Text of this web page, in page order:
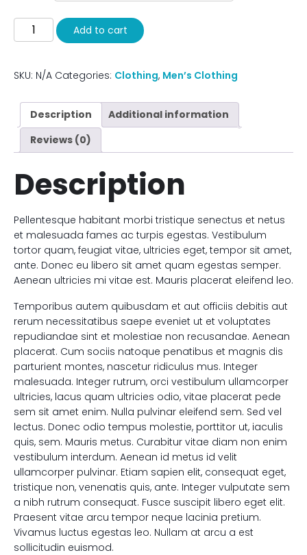
Black
pants
Add to cart
SKU: N/A Categories: Clothing, Men’s Clothing
Description
Additional information
Reviews (0)
Description
Pellentesque habitant morbi tristique senectus et netus
et malesuada fames ac turpis egestas. Vestibulum
tortor quam, feugiat vitae, ultricies eget, tempor sit amet,
ante. Donec eu libero sit amet quam egestas semper.
Aenean ultricies mi vitae est. Mauris placerat eleifend leo.
Temporibus autem quibusdam et aut officiis debitis aut
rerum necessitatibus saepe eveniet ut et voluptates
repudiandae sint et molestiae non recusandae. Aenean
placerat. Cum sociis natoque penatibus et magnis dis
parturient montes, nascetur ridiculus mus. Integer
malesuada. Integer rutrum, orci vestibulum ullamcorper
ultricies, lacus quam ultricies odio, vitae placerat pede
sem sit amet enim. Nulla pulvinar eleifend sem. Sed vel
lectus. Donec odio tempus molestie, porttitor ut, iaculis
quis, sem. Mauris metus. Curabitur vitae diam non enim
vestibulum interdum. Aenean id metus id velit
ullamcorper pulvinar. Etiam sapien elit, consequat eget,
tristique non, venenatis quis, ante. Integer vulputate sem
a nibh rutrum consequat. Fusce suscipit libero eget elit.
Praesent vitae arcu tempor neque lacinia pretium.
Vivamus luctus egestas leo. Nullam at arcu a est
sollicitudin euismod.